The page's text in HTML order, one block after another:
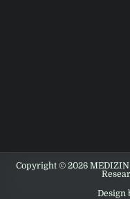
Copyright © 2026
Design